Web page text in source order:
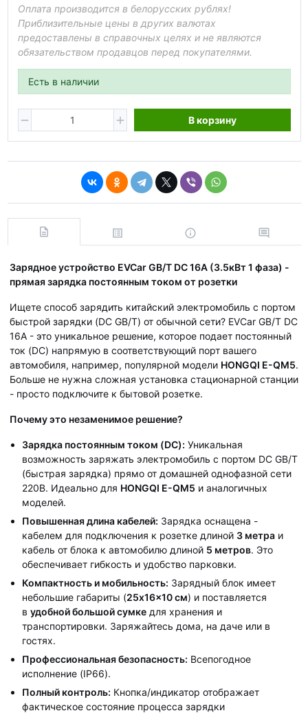
Оплата производится в белорусских рублях!
Приблизительные цены в других валютах
предоставлены в справочных целях и не являются
обязательством продавцов перед покупателями.
Есть в наличии
В корзину
Зарядное устройство EVCar GB/T DC 16A (3.5кВт 1 фаза) -
прямая зарядка постоянным током от розетки
Ищете способ зарядить китайский электромобиль с портом
быстрой зарядки (DC GB/T) от обычной сети? EVCar GB/T DC
16A - это уникальное решение, которое подает постоянный
ток (DC) напрямую в соответствующий порт вашего
автомобиля, например, популярной модели HONGQI E-QM5.
Больше не нужна сложная установка стационарной станции
- просто подключите к бытовой розетке.
Почему это незаменимое решение?
Зарядка постоянным током (DC): Уникальная
возможность заряжать электромобиль с портом DC GB/T
(быстрая зарядка) прямо от домашней однофазной сети
220В. Идеально для HONGQI E-QM5 и аналогичных
моделей.
Повышенная длина кабелей: Зарядка оснащена -
кабелем для подключения к розетке длиной 3 метра и
кабель от блока к автомобилю длиной 5 метров. Это
обеспечивает гибкость и удобство парковки.
Компактность и мобильность: Зарядный блок имеет
небольшие габариты (25x16x10 см) и поставляется
в удобной большой сумке для хранения и
транспортировки. Заряжайтесь дома, на даче или в
гостях.
Профессиональная безопасность: Всепогодное
исполнение (IP66).
Полный контроль: Кнопка/индикатор отображает
фактическое состояние процесса зарядки